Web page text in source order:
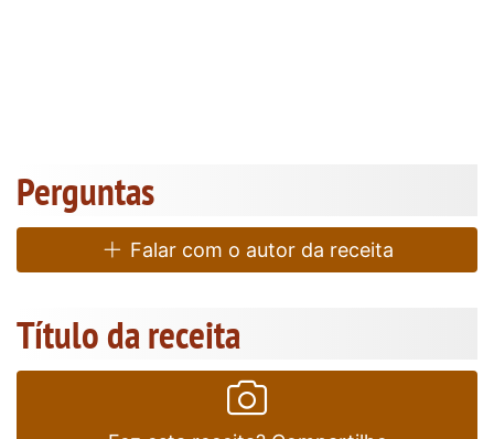
Perguntas
Falar com o autor da receita
Título da receita